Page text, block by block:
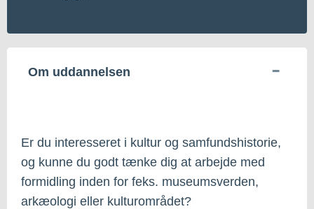
Om uddannelsen
Er du interesseret i kultur og samfundshistorie,
og kunne du godt tænke dig at arbejde med
formidling inden for feks. museumsverden,
arkæologi eller kulturområdet?